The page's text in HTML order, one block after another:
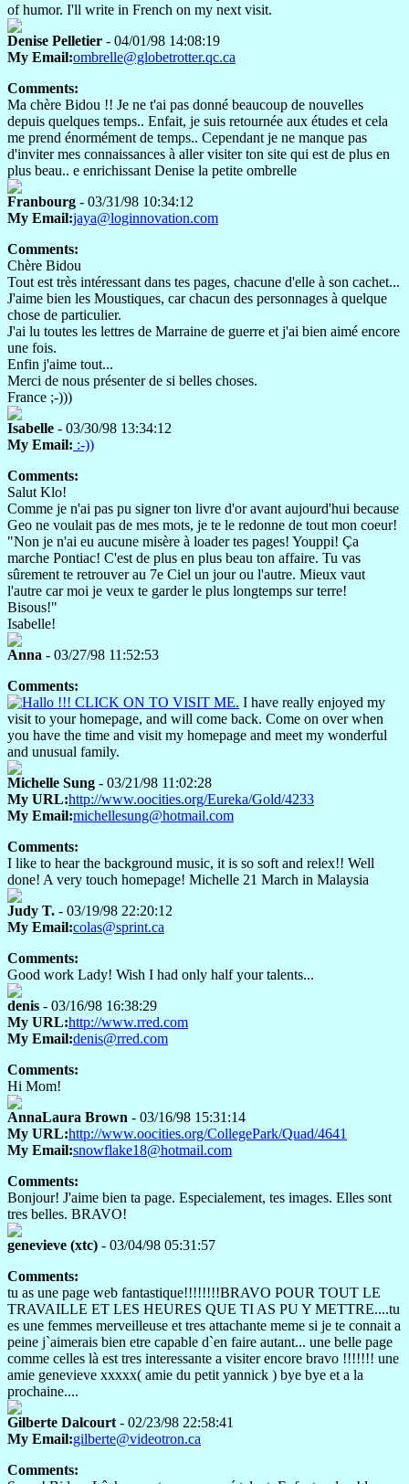
of humor. I'll write in French on my next visit.
Denise Pelletier - 04/01/98 14:08:19
My Email:ombrelle@globetrotter.qc.ca
Comments:
Ma chère Bidou !! Je ne t'ai pas donné beaucoup de nouvelles
depuis quelques temps.. Enfait, je suis retournée aux études et cela
me prend énormément de temps.. Cependant je ne manque pas
d'inviter mes connaissances à aller visiter ton site qui est de plus en
plus beau.. e enrichissant Denise la petite ombrelle
Franbourg - 03/31/98 10:34:12
My Email:jaya@loginnovation.com
Comments:
Chère Bidou
Tout est très intéressant dans tes pages, chacune d'elle à son cachet...
J'aime bien les Moustiques, car chacun des personnages à quelque
chose de particulier.
J'ai lu toutes les lettres de Marraine de guerre et j'ai bien aimé encore
une fois.
Enfin j'aime tout...
Merci de nous présenter de si belles choses.
France ;-)))
Isabelle - 03/30/98 13:34:12
My Email: :-))
Comments:
Salut Klo!
Comme je n'ai pas pu signer ton livre d'or avant aujourd'hui because
Geo ne voulait pas de mes mots, je te le redonne de tout mon coeur!
"Non je n'ai eu aucune misère à loader tes pages! Youppi! Ça
marche Pontiac! C'est de plus en plus beau ton affaire. Tu vas
sûrement te retrouver au 7e Ciel un jour ou l'autre. Mieux vaut
l'autre car moi je veux te garder le plus longtemps sur terre!
Bisous!"
Isabelle!
Anna - 03/27/98 11:52:53
Comments:
I have really enjoyed my
visit to your homepage, and will come back. Come on over when
you have the time and visit my homepage and meet my wonderful
and unusual family.
Michelle Sung - 03/21/98 11:02:28
My URL:http://www.oocities.org/Eureka/Gold/4233
My Email:michellesung@hotmail.com
Comments:
I like to hear the background music, it is so soft and relex!! Well
done! A very touch homepage! Michelle 21 March in Malaysia
Judy T. - 03/19/98 22:20:12
My Email:colas@sprint.ca
Comments:
Good work Lady! Wish I had only half your talents...
denis - 03/16/98 16:38:29
My URL:http://www.rred.com
My Email:denis@rred.com
Comments:
Hi Mom!
AnnaLaura Brown - 03/16/98 15:31:14
My URL:http://www.oocities.org/CollegePark/Quad/4641
My Email:snowflake18@hotmail.com
Comments:
Bonjour! J'aime bien ta page. Especialement, tes images. Elles sont
tres belles. BRAVO!
genevieve (xtc) - 03/04/98 05:31:57
Comments:
tu as une page web fantastique!!!!!!!!BRAVO POUR TOUT LE
TRAVAILLE ET LES HEURES QUE TI AS PU Y METTRE....tu
es une femmes merveilleuse et tres attachante meme si je te connait a
peine j`aimerais bien etre capable d`en faire autant... une belle page
comme celles là est tres interessante a visiter encore bravo !!!!!!! une
amie genevieve xxxxx( amie du petit yannick ) bye bye et a la
prochaine....
Gilberte Dalcourt - 02/23/98 22:58:41
My Email:gilberte@videotron.ca
Comments: